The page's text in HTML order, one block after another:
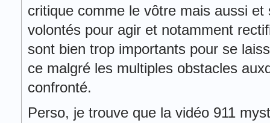
critique comme le vôtre mais aussi
volontés pour agir et notamment
sont bien trop importants pour se
ce malgré les multiples obstacles
confronté.
Perso, je trouve que la vidéo 911